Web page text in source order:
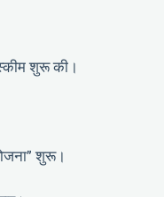
शुरू की।
शुरू।